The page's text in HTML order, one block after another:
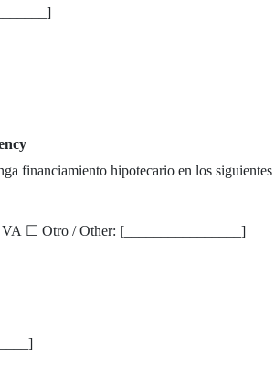
financiamiento hipotecario en los siguientes
☐ Otro / Other: [________________]